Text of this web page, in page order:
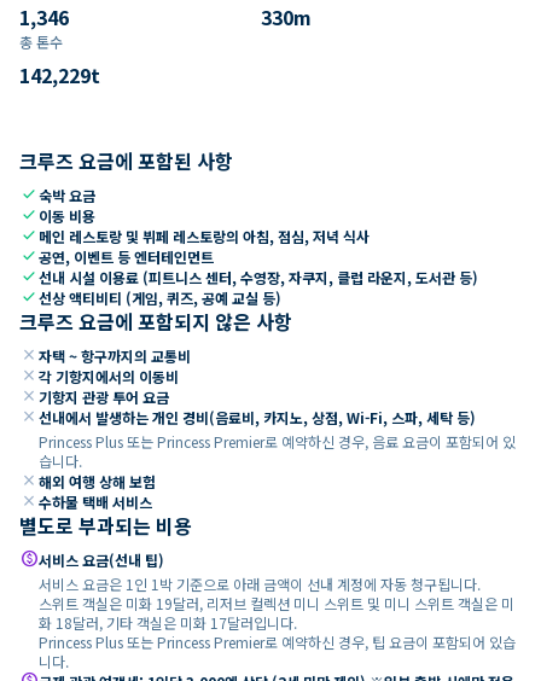
1,346 330m
총 톤수
142,229t
크루즈 요금에 포함된 사항
check숙박 요금
check 이동 비용
check 메인 레스토랑 및 뷔페 레스토랑의 아침, 점심, 저녁 식사
check공연, 이벤트 등 엔터테인먼트
check선내 시설 이용료 (피트니스 센터, 수영장, 자쿠지, 클럽 라운지, 도서관 등)
check선상 액티비티 (게임, 퀴즈, 공예 교실 등)
크루즈 요금에 포함되지 않은 사항
close 자택 ~ 항구까지의 교통비
close 각 기항지에서의 이동비
close 기항지 관광 투어 요금
close 선내에서 발생하는 개인 경비(음료비, 카지노, 상점, Wi-Fi, 스파, 세탁 등)
Princess Plus 또는 Princess Premier로 예약하신 경우, 음료 요금이 포함되어 있
습니다.
close 해외 여행 상해 보험
close 수하물 택배 서비스
별도로 부과되는 비용
paid서비스 요금(선내 팁)
서비스 요금은 1인 1박 기준으로 아래 금액이 선내 계정에 자동 청구됩니다.
스위트 객실은 미화 19달러, 리저브 컬렉션 미니 스위트 및 미니 스위트 객실은 미
화 18달러, 기타 객실은 미화 17달러입니다.
Princess Plus 또는 Princess Premier로 예약하신 경우, 팁 요금이 포함되어 있습
니다.